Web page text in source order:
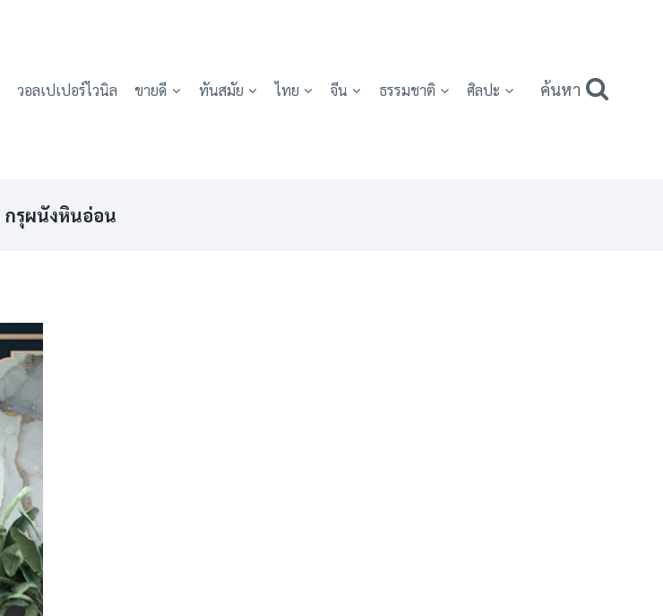
วอลเปเปอร์ไวนิล ขายดี ทันสมัย ไทย จีน ธรรมชาติ ศิลปะ ค้นหา
กรุผนังหินอ่อน